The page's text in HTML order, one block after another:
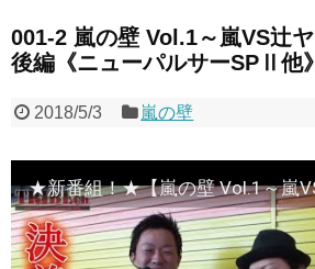
001-2 嵐の壁 Vol.1～嵐VS辻
後編《ニューパルサーSPⅡ他》
2018/5/3 嵐の壁